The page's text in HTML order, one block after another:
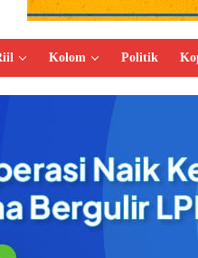
Kolom Politik